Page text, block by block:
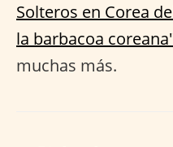
Solteros en Corea
la barbacoa
muchas más.